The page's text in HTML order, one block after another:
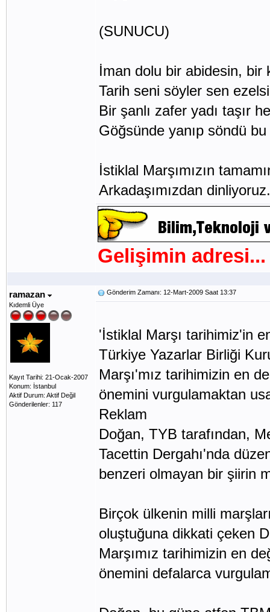
(SUNUCU)
İman dolu bir abidesin, bir
Tarih seni söyler sen
Bir şanlı zafer yadı taşır
Göğsünde yanıp söndü
İstiklal Marşımızın
Arkadaşımızdan dinliyoruz.
Gelişimin adresi...
ramazan
Kıdemli Üye
Kayıt Tarihi: 21-Ocak-2007
Konum: İstanbul
Aktif Durum: Aktif Değil
Gönderilenler: 117
Gönderim Zamanı: 12-Mart-2009 Saat 13:37
'İstiklal Marşı tarihimiz'in
Türkiye Yazarlar Birliği
Marşı'mız tarihimizin en
önemini vurgulamaktan
Reklam
Doğan, TYB tarafından,
Tacettin Dergahı'nda
benzeri olmayan bir şiirin
Birçok ülkenin milli
oluştuğuna dikkati çeken
Marşımız tarihimizin en
önemini defalarca